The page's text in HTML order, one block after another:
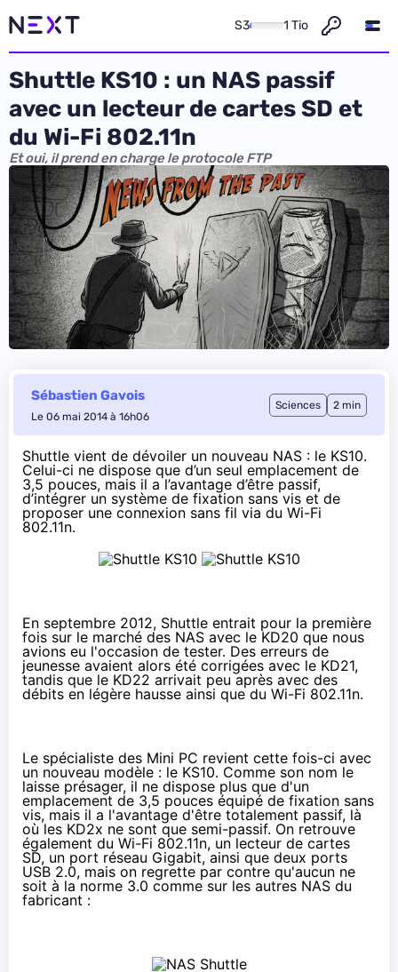
S3 1 Tio
Shuttle KS10 : un NAS passif
avec un lecteur de cartes SD et
du Wi-Fi 802.11n
Et oui, il prend en charge le protocole FTP
Sébastien Gavois
Le 06 mai 2014 à 16h06
Sciences 2 min
Shuttle vient de dévoiler un nouveau NAS : le KS10.
Celui-ci ne dispose que d’un seul emplacement de
3,5 pouces, mais il a l’avantage d’être passif,
d’intégrer un système de fixation sans vis et de
proposer une connexion sans fil via du Wi-Fi
802.11n.
En septembre 2012, Shuttle entrait pour la première
fois sur le marché des NAS avec le KD20 que nous
avions eu l'occasion de tester. Des erreurs de
jeunesse avaient alors été corrigées avec le KD21,
tandis que le KD22 arrivait peu après avec des
débits en légère hausse ainsi que du Wi-Fi 802.11n.
Le spécialiste des Mini PC revient cette fois-ci avec
un nouveau modèle : le KS10. Comme son nom le
laisse présager, il ne dispose plus que d'un
emplacement de 3,5 pouces équipé de fixation sans
vis, mais il a l'avantage d'être totalement passif, là
où les KD2x ne sont que semi-passif. On retrouve
également du Wi-Fi 802.11n, un lecteur de cartes
SD, un port réseau Gigabit, ainsi que deux ports
USB 2.0, mais on regrette par contre qu'aucun ne
soit à la norme 3.0 comme sur les autres NAS du
fabricant :